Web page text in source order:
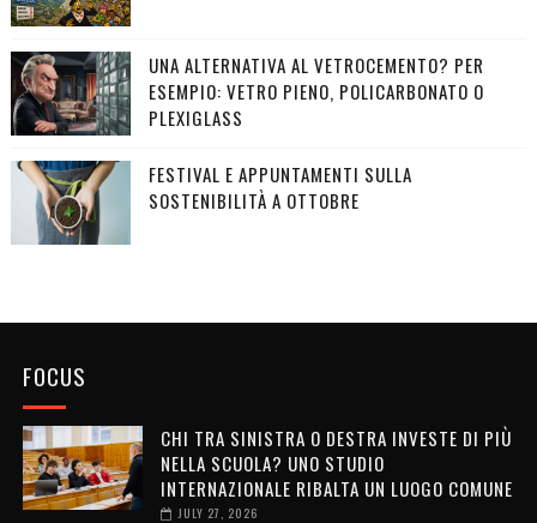
UNA ALTERNATIVA AL VETROCEMENTO? PER
ESEMPIO: VETRO PIENO, POLICARBONATO O
PLEXIGLASS
FESTIVAL E APPUNTAMENTI SULLA
SOSTENIBILITÀ A OTTOBRE
FOCUS
CHI TRA SINISTRA O DESTRA INVESTE DI PIÙ
NELLA SCUOLA? UNO STUDIO
INTERNAZIONALE RIBALTA UN LUOGO COMUNE
JULY 27, 2026